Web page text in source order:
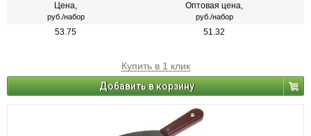
Цена,
руб./набор
Оптовая цена,
руб./набор
53.75 51.32
Купить в 1 клик
Добавить в корзину